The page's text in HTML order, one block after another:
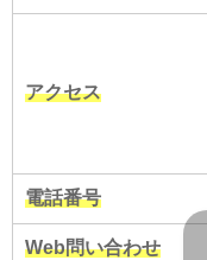
アクセス
電話番号
Web問い合わせ